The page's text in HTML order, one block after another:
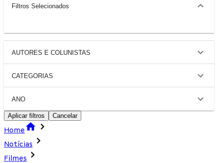
Filtros Selecionados
AUTORES E COLUNISTAS
CATEGORIAS
ANO
Aplicar filtros Cancelar
Home
Notícias
Filmes